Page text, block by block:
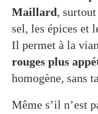
Maillard,
sel, les épices et
Il permet à la
rouges plus
homogène, sans
Même s’il n’est